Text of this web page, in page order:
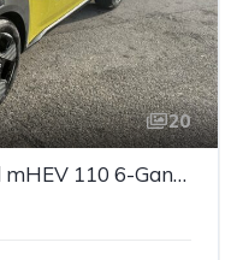
20
FIAT Grande Panda Hybrid mHEV 110 6-Gang eDCT LaPrima